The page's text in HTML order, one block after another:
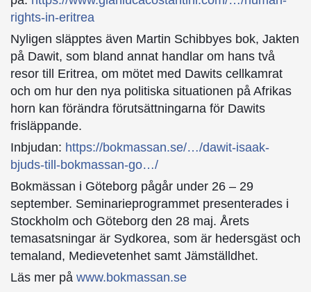
rights-in-eritrea
Nyligen släpptes även Martin Schibbyes bok, Jakten
på Dawit, som bland annat handlar om hans två
resor till Eritrea, om mötet med Dawits cellkamrat
och om hur den nya politiska situationen på Afrikas
horn kan förändra förutsättningarna för Dawits
frisläppande.
Inbjudan: https://bokmassan.se/…/dawit-isaak-
bjuds-till-bokmassan-go…/
Bokmässan i Göteborg pågår under 26 – 29
september. Seminarieprogrammet presenterades i
Stockholm och Göteborg den 28 maj. Årets
temasatsningar är Sydkorea, som är hedersgäst och
temaland, Medievetenhet samt Jämställdhet.
Läs mer på www.bokmassan.se